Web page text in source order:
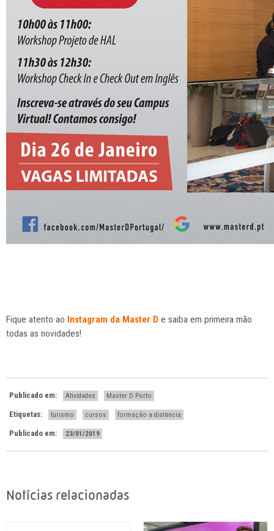
Fique atento ao Instagram da Master D e saiba em primeira mão
todas as novidades!
Publicado em: Atividades Master D Porto
Etiquetas: turismo cursos formação a distância
Publicado em: 23/01/2019
Notícias relacionadas